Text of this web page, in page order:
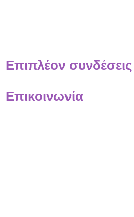
Επιπλέον συνδέσεις
Επικοινωνία